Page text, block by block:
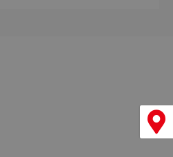
Menu